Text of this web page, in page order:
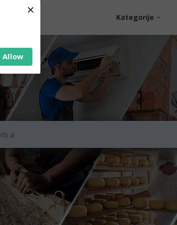
Allow
× Kategorije